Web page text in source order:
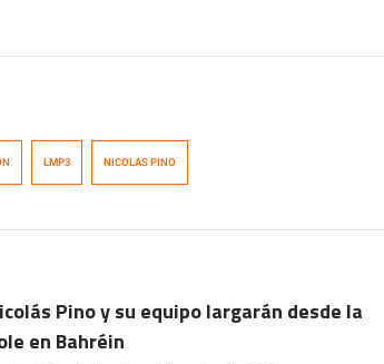
LMP3 NICOLAS PINO
Pino y su equipo largarán desde la
en Bahréin